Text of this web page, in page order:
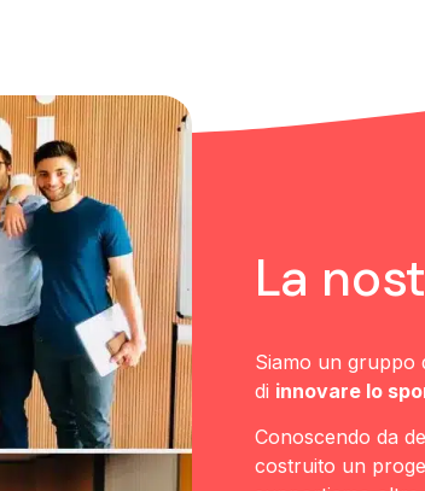
La
Siamo un gruppo
di innovare lo
Conoscendo da
costruito un